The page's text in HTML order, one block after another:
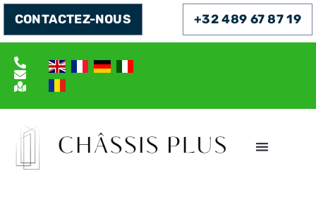
CONTACTEZ-NOUS +32 489 67 87 19